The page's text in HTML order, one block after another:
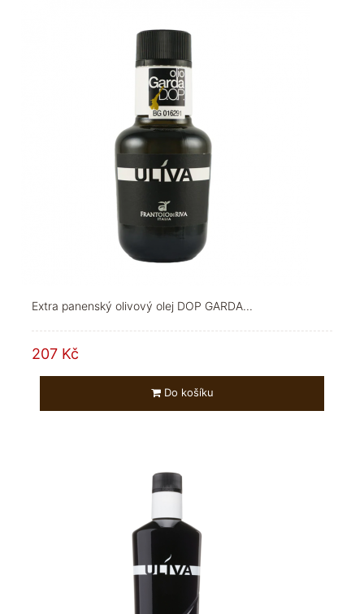
Extra panenský olivový olej DOP GARDA...
207 Kč
Do košíku